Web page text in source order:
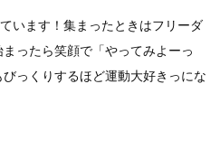
います！集まったときはフリーダ
ったら笑顔で「やってみよーっ
っくりするほど運動大好きっにな